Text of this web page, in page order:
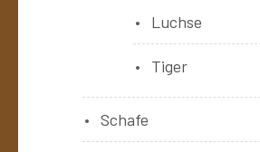
Luchse
Tiger
Schafe